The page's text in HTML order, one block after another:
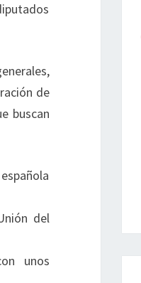
de
buscan
del
unos